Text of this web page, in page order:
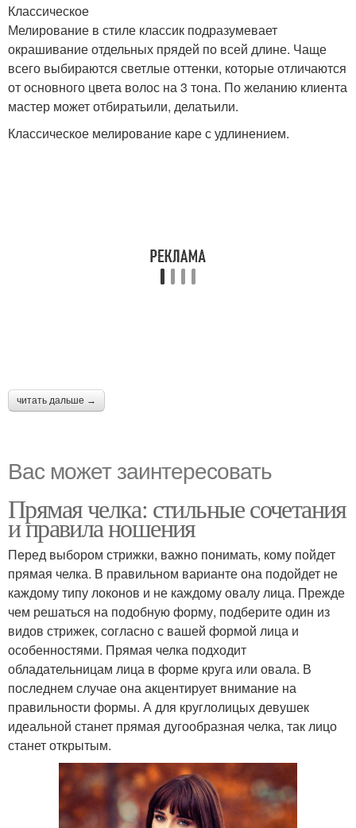
Классическое
Мелирование в стиле классик подразумевает
окрашивание отдельных прядей по всей длине. Чаще
всего выбираются светлые оттенки, которые отличаются
от основного цвета волос на 3 тона. По желанию клиента
мастер может отбиратьили, делатьили.
Классическое мелирование каре с удлинением.
читать дальше →
Вас может заинтересовать
Прямая челка: стильные сочетания
и правила ношения
Перед выбором стрижки, важно понимать, кому пойдет
прямая челка. В правильном варианте она подойдет не
каждому типу локонов и не каждому овалу лица. Прежде
чем решаться на подобную форму, подберите один из
видов стрижек, согласно с вашей формой лица и
особенностями. Прямая челка подходит
обладательницам лица в форме круга или овала. В
последнем случае она акцентирует внимание на
правильности формы. А для круглолицых девушек
идеальной станет прямая дугообразная челка, так лицо
станет открытым.